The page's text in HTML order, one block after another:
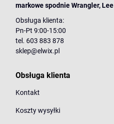
markowe spodnie Wrangler, Lee
Obsługa klienta:
Pn-Pt 9:00-15:00
tel. 603 883 878
sklep@elwix.pl
Obsługa klienta
Kontakt
Koszty wysyłki